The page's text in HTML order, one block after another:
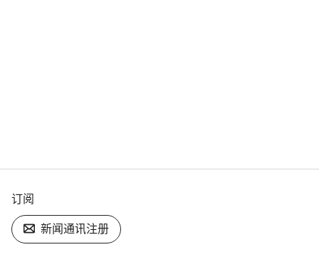
订阅
新闻通讯注册